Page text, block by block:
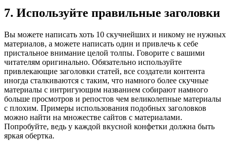
7. Используйте правильные заголовки
Вы можете написать хоть 10 скучнейших и никому не нужных
материалов, а можете написать один и привлечь к себе
пристальное внимание целой толпы. Говорите с вашими
читателям оригинально. Обязательно используйте
привлекающие заголовки статей, все создатели контента
иногда сталкиваются с таким, что намного более скучные
материалы с интригующим названием собирают намного
больше просмотров и репостов чем великолепные материалы
с плохим. Примеры использования подобных заголовков
можно найти на множестве сайтов с материалами.
Попробуйте, ведь у каждой вкусной конфетки должна быть
яркая обертка.